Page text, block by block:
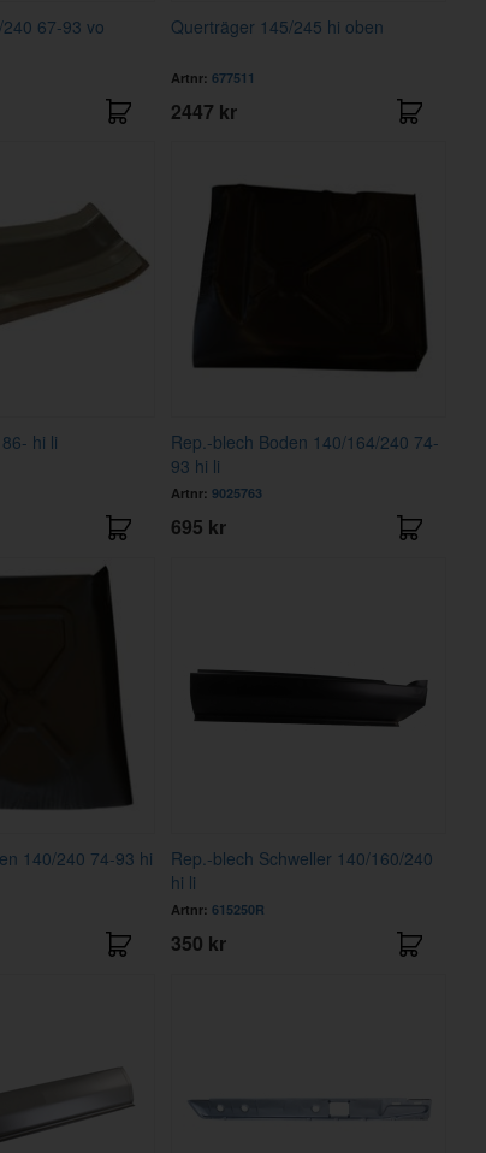
67-93 vo
Querträger 145/245 hi oben
Artnr:677511
2447 kr
86- hi li
Rep.-blech Boden 140/164/240 74-
93 hi li
Artnr:9025763
695 kr
140/240 74-93 hi
Rep.-blech Schweller 140/160/240
hi li
Artnr:615250R
350 kr